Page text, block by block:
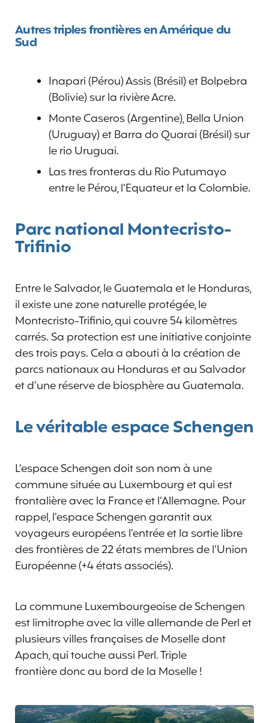
Autres triples frontières en Amérique du
Sud
Inapari (Pérou) Assis (Brésil) et Bolpebra
(Bolivie) sur la rivière Acre.
Monte Caseros (Argentine), Bella Union
(Uruguay) et Barra do Quarai (Brésil) sur
le rio Uruguai.
Las tres fronteras du Rio Putumayo
entre le Pérou, l’Equateur et la Colombie.
Parc national Montecristo-
Trifinio
Entre le Salvador, le Guatemala et le Honduras,
il existe une zone naturelle protégée, le
Montecristo-Trifinio, qui couvre 54 kilomètres
carrés. Sa protection est une initiative conjointe
des trois pays. Cela a abouti à la création de
parcs nationaux au Honduras et au Salvador
et d’une réserve de biosphère au Guatemala.
Le véritable espace Schengen
L’espace Schengen doit son nom à une
commune située au Luxembourg et qui est
frontalière avec la France et l’Allemagne. Pour
rappel, l’espace Schengen garantit aux
voyageurs européens l’entrée et la sortie libre
des frontières de 22 états membres de l’Union
Européenne (+4 états associés).
La commune Luxembourgeoise de Schengen
est limitrophe avec la ville allemande de Perl et
plusieurs villes françaises de Moselle dont
Apach, qui touche aussi Perl. Triple
frontière donc au bord de la Moselle !